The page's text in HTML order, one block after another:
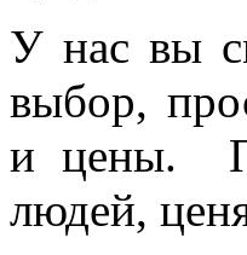
У нас вы
выбор,
и цены.
людей,